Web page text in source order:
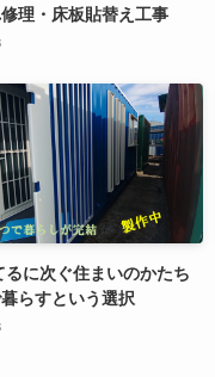
理・床板貼替え工事
るに次ぐ住まいのかたち
らすという選択